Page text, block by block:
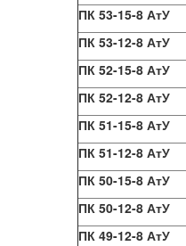
ПК 53-15-8 АтУ
ПК 53-12-8 АтУ
ПК 52-15-8 АтУ
ПК 52-12-8 АтУ
ПК 51-15-8 АтУ
ПК 51-12-8 АтУ
ПК 50-15-8 АтУ
ПК 50-12-8 АтУ
ПК 49-12-8 АтУ